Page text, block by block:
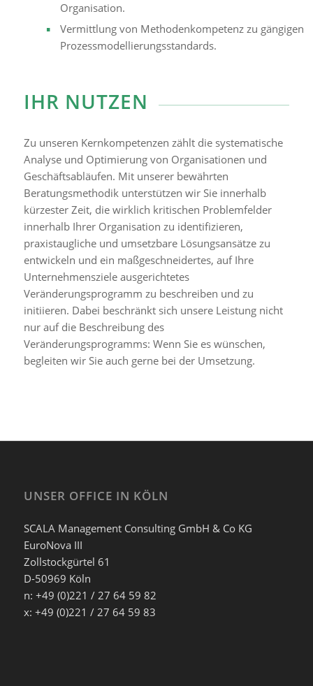
Organisation.
Vermittlung von Methodenkompetenz zu gängigen
Prozessmodellierungsstandards.
IHR NUTZEN
Zu unseren Kernkompetenzen zählt die systematische
Analyse und Optimierung von Organisationen und
Geschäftsabläufen. Mit unserer bewährten
Beratungsmethodik unterstützen wir Sie innerhalb
kürzester Zeit, die wirklich kritischen Problemfelder
innerhalb Ihrer Organisation zu identifizieren,
praxistaugliche und umsetzbare Lösungsansätze zu
entwickeln und ein maßgeschneidertes, auf Ihre
Unternehmensziele ausgerichtetes
Veränderungsprogramm zu beschreiben und zu
initiieren. Dabei beschränkt sich unsere Leistung nicht
nur auf die Beschreibung des
Veränderungsprogramms: Wenn Sie es wünschen,
begleiten wir Sie auch gerne bei der Umsetzung.
UNSER OFFICE IN KÖLN
SCALA Management Consulting GmbH & Co KG
EuroNova III
Zollstockgürtel 61
D-50969 Köln
n: +49 (0)221 / 27 64 59 82
x: +49 (0)221 / 27 64 59 83